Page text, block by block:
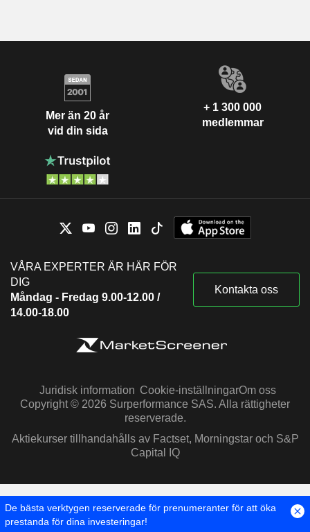
Mer än 20 år
vid din sida
+ 1 300 000
medlemmar
VÅRA EXPERTER ÄR HÄR FÖR
DIG
Måndag - Fredag 9.00-12.00 /
14.00-18.00
Kontakta oss
Juridisk information Cookie-inställningarOm oss
Copyright © 2026 Surperformance SAS. Alla rättigheter
reserverade.
Aktiekurser tillhandahålls av Factset, Morningstar och S&P
Capital IQ
De bästa verktygen reserverade för prenumeranter för att öka
prestanda för dina investeringar!